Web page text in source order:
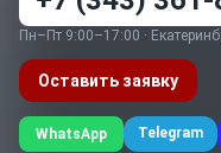
Пн–Пт 9:00–17:00 ·
Оставить заявку
WhatsApp Telegram